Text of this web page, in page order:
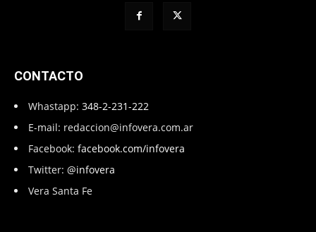
CONTACTO
Whastapp: 348-2-231-222
E-mail: redaccion@infovera.com.ar
Facebook: facebook.com/infovera
Twitter: @infovera
Vera Santa Fe